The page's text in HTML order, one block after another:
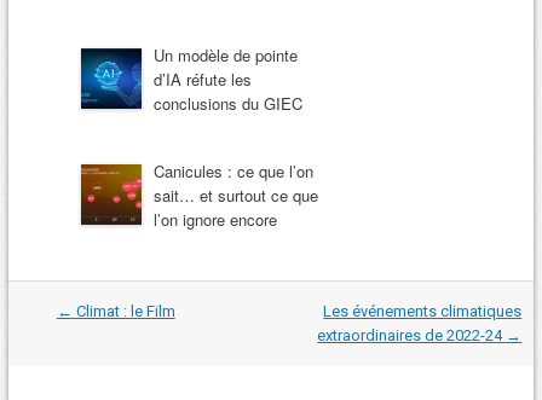
Un modèle de pointe
d’IA réfute les
conclusions du GIEC
Canicules : ce que l’on
sait… et surtout ce que
l’on ignore encore
Navigation
dans
← Climat : le Film
Les événements climatiques
extraordinaires de 2022-24 →